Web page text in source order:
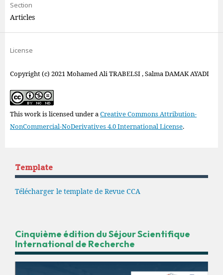
Section
Articles
License
Copyright (c) 2021 Mohamed Ali TRABELSI , Salma DAMAK AYADI
This work is licensed under aCreative Commons Attribution-
NonCommercial-NoDerivatives 4.0 International License.
Template
Télécharger le template de Revue CCA
Cinquième édition du Séjour Scientifique
International de Recherche